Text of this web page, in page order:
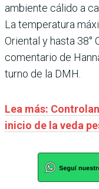
ambiente cálido a
La temperatura
Oriental y hasta 38°
comentario de
turno de la DMH.
Lea más:
inicio de la veda